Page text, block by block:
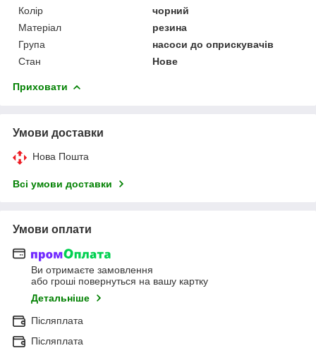
Колір
чорний
Матеріал
резина
Група
насоси до оприскувачів
Стан
Нове
Приховати
Умови доставки
Нова Пошта
Всі умови доставки
Умови оплати
Ви отримаєте замовлення
або гроші повернуться на вашу картку
Детальніше
Післяплата
Післяплата